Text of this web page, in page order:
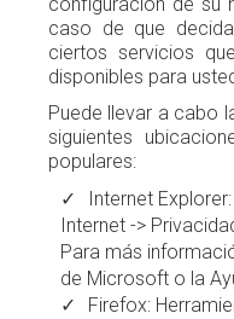
caso de que
ciertos servicios
disponibles para
Puede llevar a cabo
siguientes
populares:
Internet
Internet ->
Para más
de Microsoft o la
Firefox: